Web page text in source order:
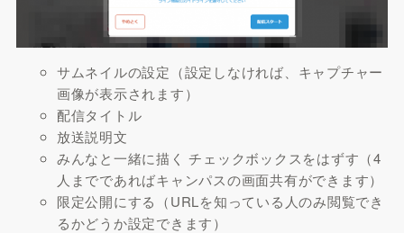
サムネイルの設定（設定しなければ、キャプチャー
画像が表示されます）
配信タイトル
放送説明文
みんなと一緒に描く チェックボックスをはずす（4
人までであればキャンパスの画面共有ができます）
限定公開にする（URLを知っている人のみ閲覧でき
るかどうか設定できます）